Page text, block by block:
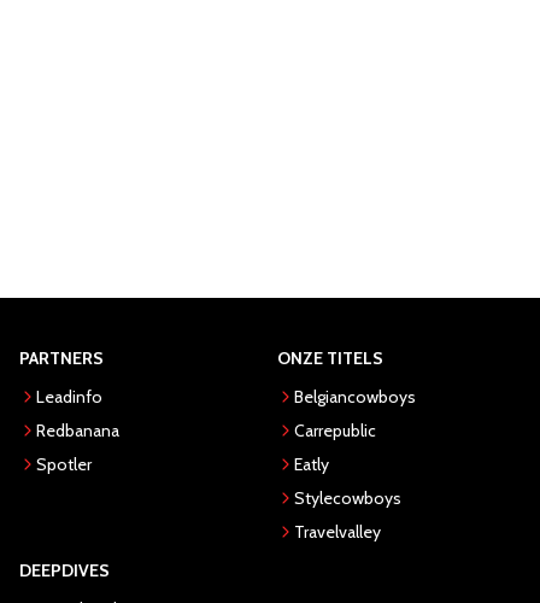
PARTNERS
Leadinfo
Redbanana
Spotler
ONZE TITELS
Belgiancowboys
Carrepublic
Eatly
Stylecowboys
Travelvalley
DEEPDIVES